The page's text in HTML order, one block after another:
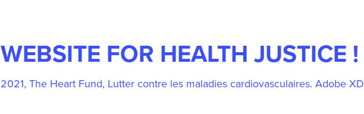
WEBSITE FOR HEALTH JUSTICE !
2021, The Heart Fund, Lutter contre les maladies cardiovasculaires. Adobe XD